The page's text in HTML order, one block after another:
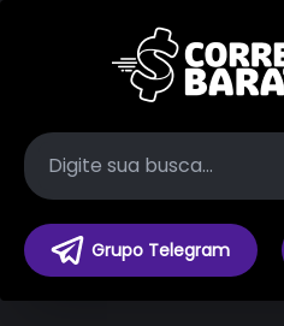
Grupo Telegram